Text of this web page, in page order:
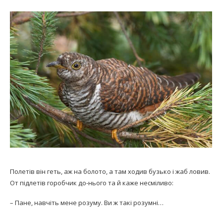
Полетів він геть, аж на болото, а там ходив бузько і жаб ловив.
От підлетів горобчик до-нього та й каже несміливо:
– Пане, навчіть мене розуму. Ви ж такі розумні…